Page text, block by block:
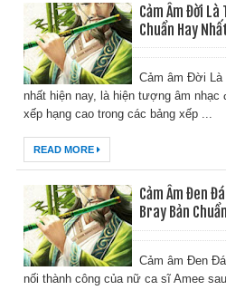
Cảm Âm Đời
Chuẩn Hay
Cảm âm Đời Là
nhất hiện nay, là hiện tượng âm
xếp hạng cao trong các bảng xếp ...
READ MORE
Cảm Âm Đen
Bray Bản
Cảm âm Đen
nối thành công của nữ ca sĩ Amee